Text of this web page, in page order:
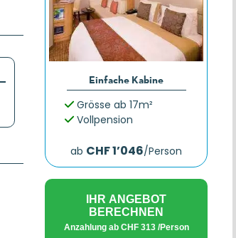
Einfache Kabine
Grösse ab 17m²
Vollpension
ab CHF 1’046/Person
IHR ANGEBOT
BERECHNEN
Anzahlung ab CHF 313/Person